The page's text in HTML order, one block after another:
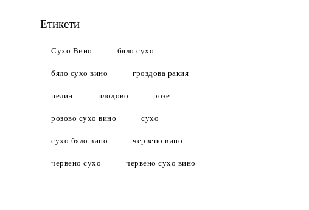
Етикети
Сухо Вино бяло сухо
бяло сухо вино гроздова ракия
пелин плодово розе
розово сухо вино сухо
сухо бяло вино червено вино
червено сухо червено сухо вино